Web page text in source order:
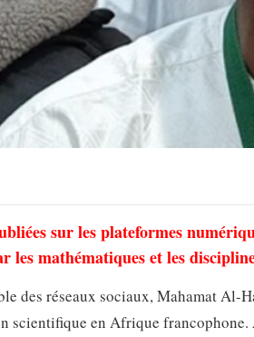
sur les plateformes
les mathématiques et les
des réseaux sociaux, Mahamat Al-
scientifique en Afrique francophone.